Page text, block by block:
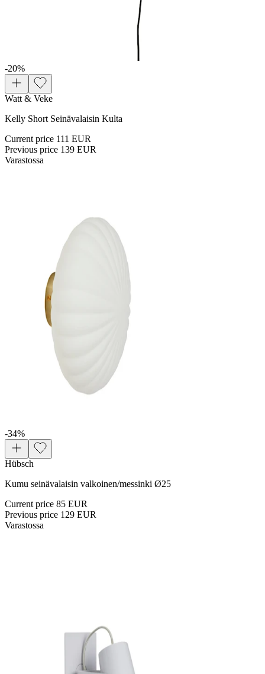
-20%
Watt & Veke
Kelly Short Seinävalaisin Kulta
Current price 111 EUR
Previous price 139 EUR
Varastossa
-34%
Hübsch
Kumu seinävalaisin valkoinen/messinki Ø25
Current price 85 EUR
Previous price 129 EUR
Varastossa